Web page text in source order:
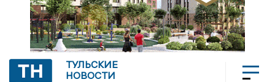
ТУЛЬСКИЕ
НОВОСТИ